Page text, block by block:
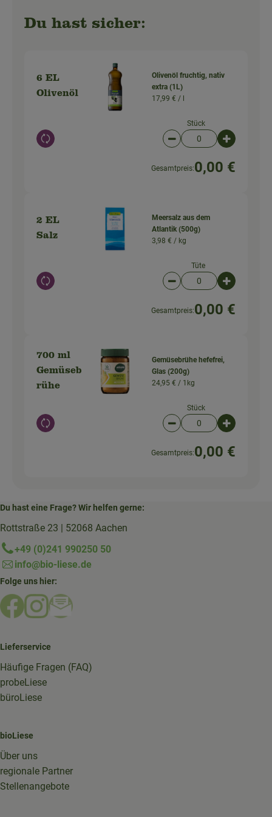
Du hast sicher:
6 EL
Olivenöl
Auswahl ändern
Olivenöl fruchtig, nativ
extra (1L)
17,99 € / l
Stück
Artikelanzahl
Gesamtpreis:0,00 €
2 EL
Salz
Auswahl ändern
Meersalz aus dem
Atlantik (500g)
3,98 € / kg
Tüte
Artikelanzahl
Gesamtpreis:0,00 €
700 ml
Gemüseb
rühe
Auswahl ändern
Gemüsebrühe hefefrei,
Glas (200g)
24,95 € / 1kg
Stück
Artikelanzahl
Gesamtpreis:0,00 €
Du hast eine Frage? Wir helfen gerne:
Rottstraße 23 | 52068 Aachen
+49 (0)241 990250 50
info@bio-liese.de
Folge uns hier:
Externer Link zu https://www.facebook.com/
Externer Link zu https://www.instagram.com/
Externer Link zu https://mailchi.mp/
Lieferservice
Häufige Fragen (FAQ)
probeLiese
büroLiese
bioLiese
Über uns
regionale Partner
Stellenangebote